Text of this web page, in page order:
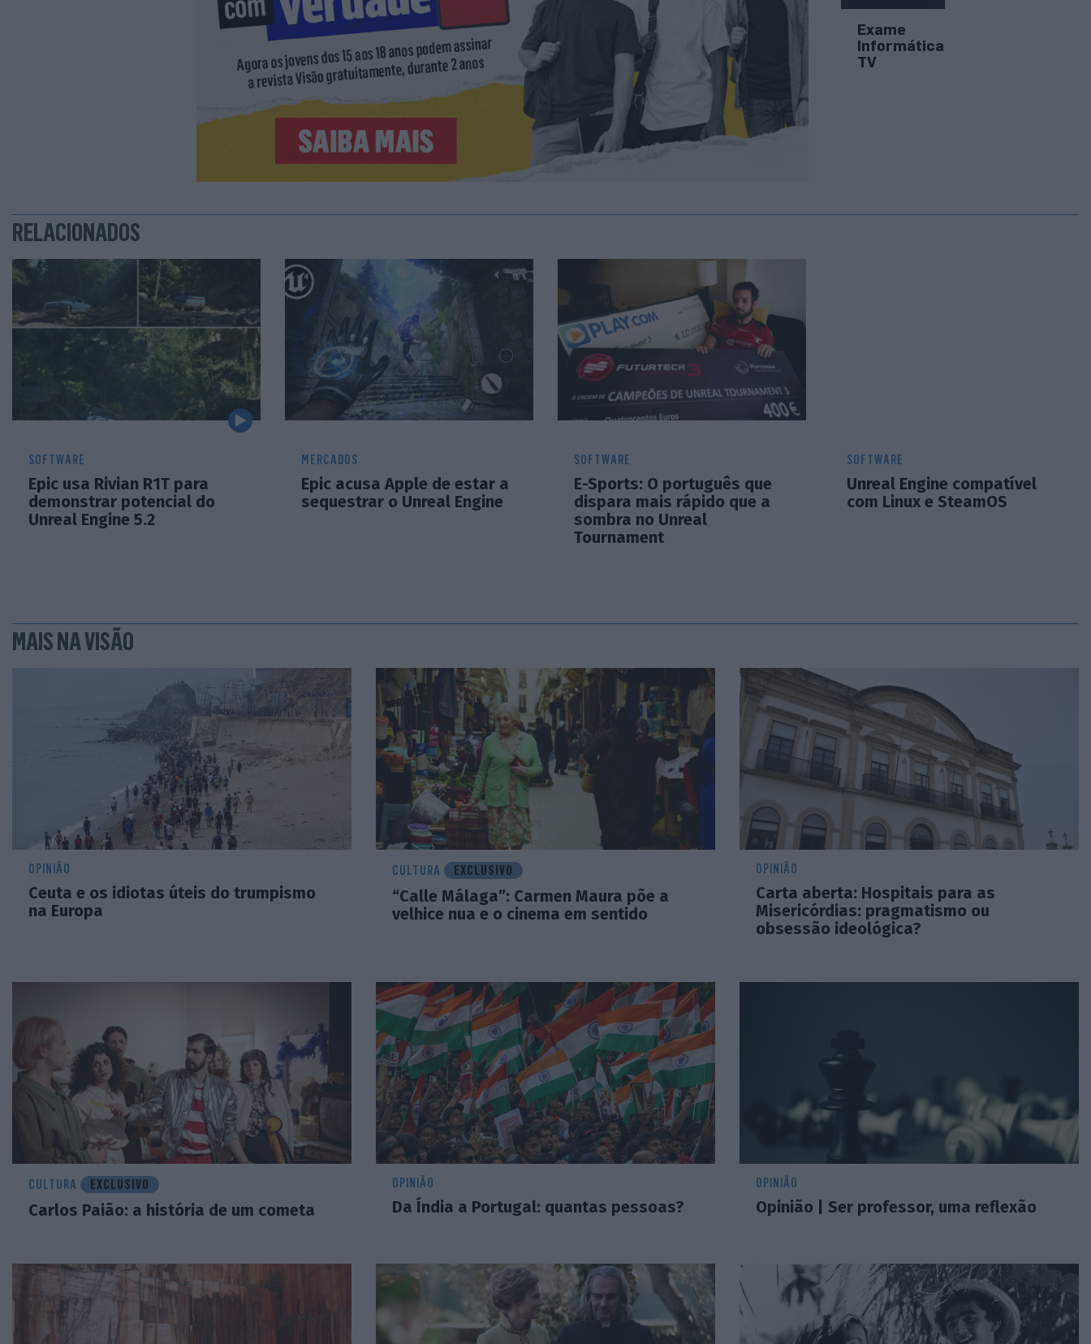
Exame
Informática
TV
RELACIONADOS
SOFTWARE
Epic usa Rivian R1T para
demonstrar potencial do
Unreal Engine 5.2
MERCADOS
Epic acusa Apple de estar a
sequestrar o Unreal Engine
SOFTWARE
E-Sports: O português que
dispara mais rápido que a
sombra no Unreal
Tournament
SOFTWARE
Unreal Engine compatível
com Linux e SteamOS
MAIS NA VISÃO
OPINIÃO
Ceuta e os idiotas úteis do trumpismo
na Europa
CULTURA EXCLUSIVO
“Calle Málaga”: Carmen Maura põe a
velhice nua e o cinema em sentido
OPINIÃO
Carta aberta: Hospitais para as
Misericórdias: pragmatismo ou
obsessão ideológica?
CULTURA EXCLUSIVO
Carlos Paião: a história de um cometa
OPINIÃO
Da Índia a Portugal: quantas pessoas?
OPINIÃO
Opinião | Ser professor, uma reflexão